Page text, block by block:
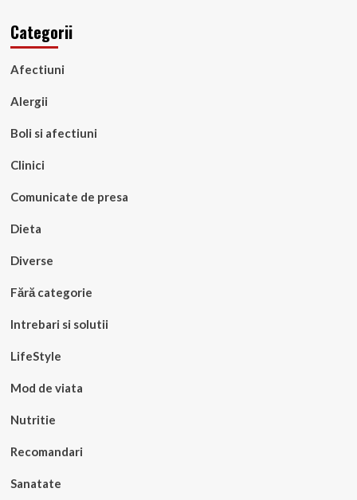
Categorii
Afectiuni
Alergii
Boli si afectiuni
Clinici
Comunicate de presa
Dieta
Diverse
Fără categorie
Intrebari si solutii
LifeStyle
Mod de viata
Nutritie
Recomandari
Sanatate